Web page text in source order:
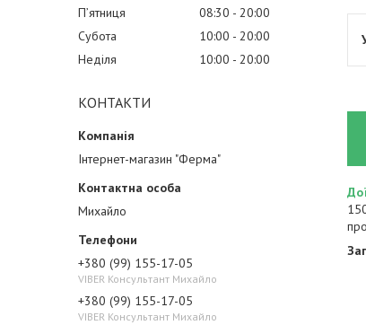
Пʼятниця
08:30
20:00
Субота
10:00
20:00
Неділя
10:00 20:00
КОНТАКТИ
Інтернет-магазин "Ферма"
Михайло
+380 (99) 155-17-05
VIBER Консультант Михайло
+380 (99) 155-17-05
VIBER Консультант Михайло